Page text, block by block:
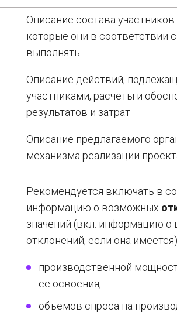
Описание состава
которые они в соответствии
выполнять
Описание действий,
участниками, расчеты и
результатов и затрат
Описание предлагаемого
механизма реализации
Рекомендуется включать в
информацию о возможных
значений (вкл. информацию о
отклонений, если она
производственной
ее освоения;
объемов спроса на